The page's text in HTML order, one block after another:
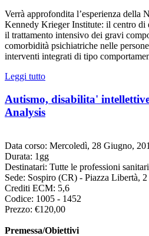
Verrà approfondita l’esperienza della
Kennedy Krieger Institute: il centro di
il trattamento intensivo dei gravi
comorbidità psichiatriche nelle
interventi integrati di tipo
Leggi tutto
Autismo, disabilita'
Analysis
Data corso: Mercoledì, 28 Giugno,
Durata: 1gg
Destinatari: Tutte le professioni
Sede: Sospiro (CR) - Piazza Libertà, 2
Crediti ECM: 5,6
Codice: 1005 - 1452
Prezzo: €120,00
Premessa/Obiettivi